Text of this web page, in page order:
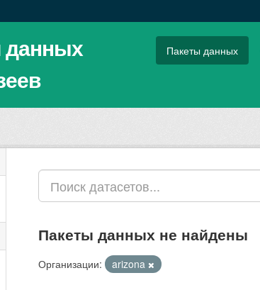
данных
Пакеты данных
Пакеты данных не найдены
Организации: arizona